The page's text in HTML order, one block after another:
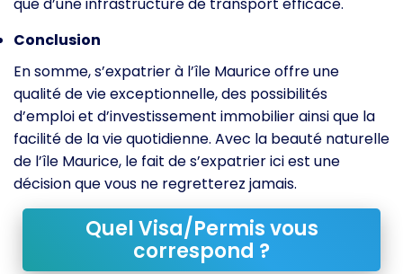
Conclusion
En somme, s’expatrier à l’île Maurice offre une
qualité de vie exceptionnelle, des possibilités
d’emploi et d’investissement immobilier ainsi que la
facilité de la vie quotidienne. Avec la beauté naturelle
de l’île Maurice, le fait de s’expatrier ici est une
décision que vous ne regretterez jamais.
Quel Visa/Permis vous
correspond ?